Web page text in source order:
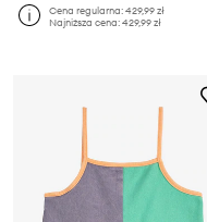
Cena regularna:429,99 zł
Najniższa cena:429,99 zł